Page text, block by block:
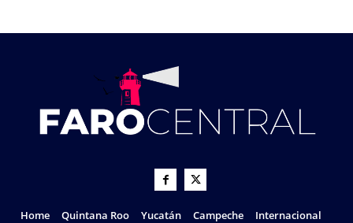
Home Quintana Roo Yucatán Campeche
Internacional